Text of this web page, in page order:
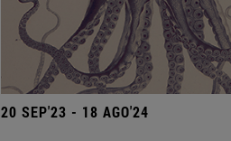
20 SEP'23 - 18 AGO'24